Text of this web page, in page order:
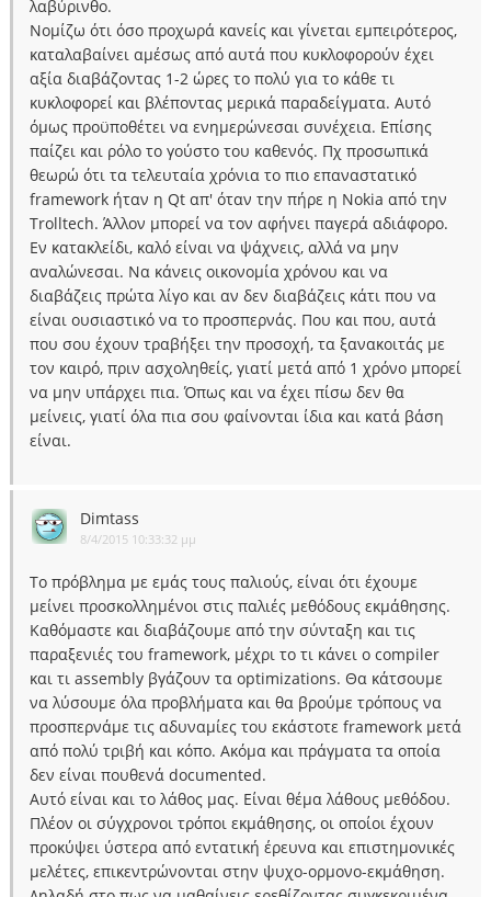
λαβύρινθο.
Νομίζω ότι όσο προχωρά κανείς και γίνεται εμπειρότερος,
καταλαβαίνει αμέσως από αυτά που κυκλοφορούν έχει
αξία διαβάζοντας 1-2 ώρες το πολύ για το κάθε τι
κυκλοφορεί και βλέποντας μερικά παραδείγματα. Αυτό
όμως προϋποθέτει να ενημερώνεσαι συνέχεια. Επίσης
παίζει και ρόλο το γούστο του καθενός. Πχ προσωπικά
θεωρώ ότι τα τελευταία χρόνια το πιο επαναστατικό
framework ήταν η Qt απ' όταν την πήρε η Nokia από την
Trolltech. Άλλον μπορεί να τον αφήνει παγερά αδιάφορο.
Εν κατακλείδι, καλό είναι να ψάχνεις, αλλά να μην
αναλώνεσαι. Να κάνεις οικονομία χρόνου και να
διαβάζεις πρώτα λίγο και αν δεν διαβάζεις κάτι που να
είναι ουσιαστικό να το προσπερνάς. Που και που, αυτά
που σου έχουν τραβήξει την προσοχή, τα ξανακοιτάς με
τον καιρό, πριν ασχοληθείς, γιατί μετά από 1 χρόνο μπορεί
να μην υπάρχει πια. Όπως και να έχει πίσω δεν θα
μείνεις, γιατί όλα πια σου φαίνονται ίδια και κατά βάση
είναι.
Dimtass
8/4/2015 10:33:32 μμ
Το πρόβλημα με εμάς τους παλιούς, είναι ότι έχουμε
μείνει προσκολλημένοι στις παλιές μεθόδους εκμάθησης.
Καθόμαστε και διαβάζουμε από την σύνταξη και τις
παραξενιές του framework, μέχρι το τι κάνει ο compiler
και τι assembly βγάζουν τα optimizations. Θα κάτσουμε
να λύσουμε όλα προβλήματα και θα βρούμε τρόπους να
προσπερνάμε τις αδυναμίες του εκάστοτε framework μετά
από πολύ τριβή και κόπο. Ακόμα και πράγματα τα οποία
δεν είναι πουθενά documented.
Αυτό είναι και το λάθος μας. Είναι θέμα λάθους μεθόδου.
Πλέον οι σύγχρονοι τρόποι εκμάθησης, οι οποίοι έχουν
προκύψει ύστερα από εντατική έρευνα και επιστημονικές
μελέτες, επικεντρώνονται στην ψυχο-ορμονο-εκμάθηση.